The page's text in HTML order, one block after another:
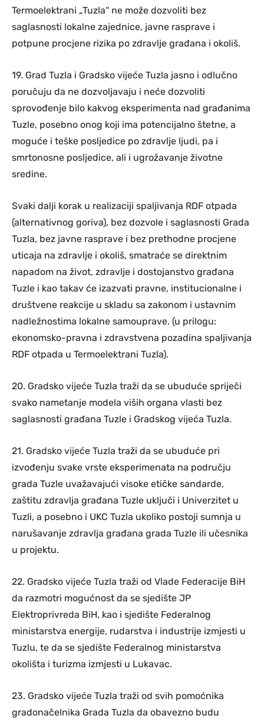
Termoelektrani „Tuzla“ ne može dozvoliti bez
saglasnosti lokalne zajednice, javne rasprave i
potpune procjene rizika po zdravlje građana i okoliš.
19. Grad Tuzla i Gradsko vijeće Tuzla jasno i odlučno
poručuju da ne dozvoljavaju i neće dozvoliti
sprovođenje bilo kakvog eksperimenta nad građanima
Tuzle, posebno onog koji ima potencijalno štetne, a
moguće i teške posljedice po zdravlje ljudi, pa i
smrtonosne posljedice, ali i ugrožavanje životne
sredine.
Svaki dalji korak u realizaciji spaljivanja RDF otpada
(alternativnog goriva), bez dozvole i saglasnosti Grada
Tuzla, bez javne rasprave i bez prethodne procjene
uticaja na zdravlje i okoliš, smatraće se direktnim
napadom na život, zdravlje i dostojanstvo građana
Tuzle i kao takav će izazvati pravne, institucionalne i
društvene reakcije u skladu sa zakonom i ustavnim
nadležnostima lokalne samouprave. (u prilogu:
ekonomsko-pravna i zdravstvena pozadina spaljivanja
RDF otpada u Termoelektrani Tuzla).
20. Gradsko vijeće Tuzla traži da se ubuduće spriječi
svako nametanje modela viših organa vlasti bez
saglasnosti građana Tuzle i Gradskog vijeća Tuzla.
21. Gradsko vijeće Tuzla traži da se ubuduće pri
izvođenju svake vrste eksperimenata na području
grada Tuzle uvažavajući visoke etičke sandarde,
zaštitu zdravlja građana Tuzle uključi i Univerzitet u
Tuzli, a posebno i UKC Tuzla ukoliko postoji sumnja u
narušavanje zdravlja građana grada Tuzle ili učesnika
u projektu.
22. Gradsko vijeće Tuzla traži od Vlade Federacije BiH
da razmotri mogućnost da se sjedište JP
Elektroprivreda BiH, kao i sjedište Federalnog
ministarstva energije, rudarstva i industrije izmjesti u
Tuzlu, te da se sjedište Federalnog ministarstva
okolišta i turizma izmjesti u Lukavac.
23. Gradsko vijeće Tuzla traži od svih pomoćnika
gradonačelnika Grada Tuzla da obavezno budu